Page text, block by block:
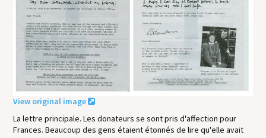
View original image
La lettre principale. Les donateurs se sont pris d'affection pour
Frances. Beaucoup des gens étaient étonnés de lire qu'elle avait